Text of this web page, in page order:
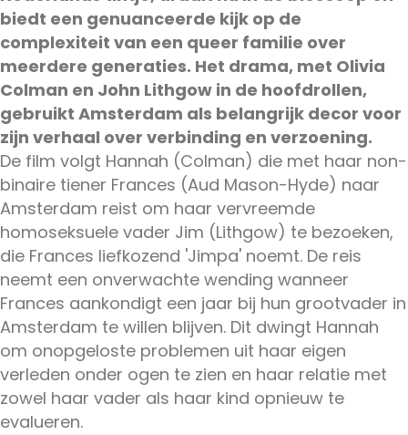
biedt een genuanceerde kijk op de
complexiteit van een queer familie over
meerdere generaties. Het drama, met Olivia
Colman en John Lithgow in de hoofdrollen,
gebruikt Amsterdam als belangrijk decor voor
zijn verhaal over verbinding en verzoening.
De film volgt Hannah (Colman) die met haar non-
binaire tiener Frances (Aud Mason-Hyde) naar
Amsterdam reist om haar vervreemde
homoseksuele vader Jim (Lithgow) te bezoeken,
die Frances liefkozend 'Jimpa' noemt. De reis
neemt een onverwachte wending wanneer
Frances aankondigt een jaar bij hun grootvader in
Amsterdam te willen blijven. Dit dwingt Hannah
om onopgeloste problemen uit haar eigen
verleden onder ogen te zien en haar relatie met
zowel haar vader als haar kind opnieuw te
evalueren.